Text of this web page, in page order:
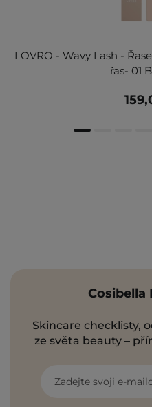
LOVRO - Wavy Lash -
řas- 01
Cosibella
Skincare checklisty,
ze světa beauty –
Zadejte svoji e-